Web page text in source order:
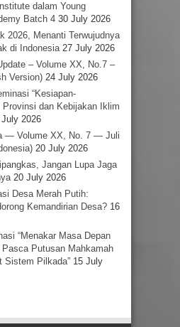
dalam Young
Batch 4 30 July 2026
2026, Menanti Terwujudnya
di Indonesia 27 July 2026
– Volume XX, No.7 –
Version) 24 July 2026
“Kesiapan-
Provinsi dan Kebijakan Iklim
2026
— Volume XX, No. 7 — Juli
20 July 2026
Jangan Lupa Jaga
20 July 2026
Desa Merah Putih:
Kemandirian Desa? 16
“Menakar Masa Depan
Putusan Mahkamah
Sistem Pilkada” 15 July